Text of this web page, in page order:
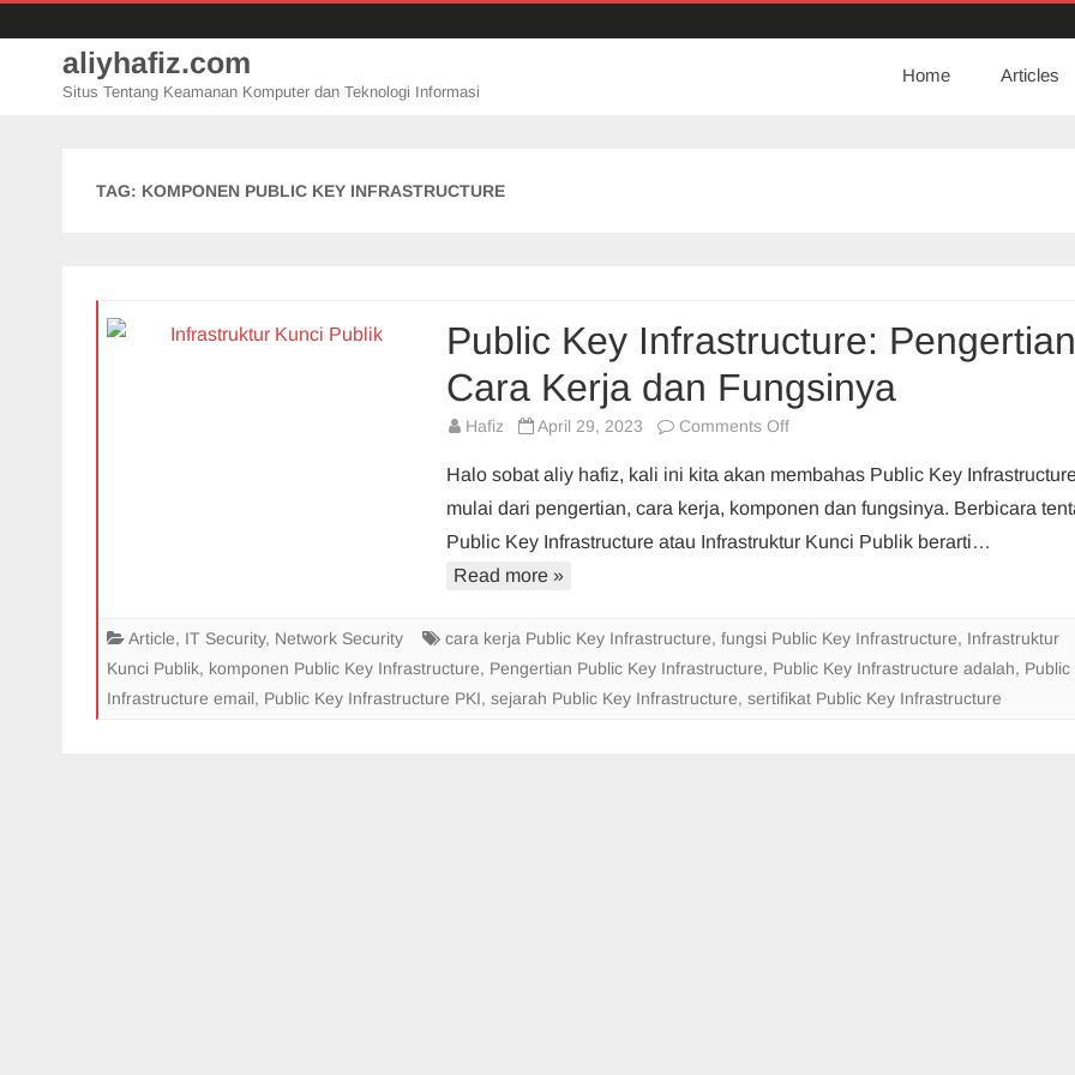
aliyhafiz.com
Situs Tentang Keamanan Komputer dan Teknologi Informasi
Home Articles
TAG: KOMPONEN PUBLIC KEY INFRASTRUCTURE
Public Key Infrastructure:
Cara Kerja dan Fungsinya
Hafiz April 29, 2023 Comments Offon
Key
Infrastructure:
Pengertian,
dan
Fungsinya
Halo sobat aliy hafiz, kali ini kita akan membahas Public Key
mulai dari pengertian, cara kerja, komponen dan fungsinya. Berbicara
Public Key Infrastructure atau Infrastruktur Kunci Publik berarti…
Read more »
Article, IT Security, Network Security cara kerja Public Key Infrastructure, fungsi Public Key Infrastructure, Infrastruktur
Kunci Publik, komponen Public Key Infrastructure, Pengertian Public Key Infrastructure, Public Key Infrastructure adalah, Public
Infrastructure email, Public Key Infrastructure PKI, sejarah Public Key Infrastructure, sertifikat Public Key Infrastructure